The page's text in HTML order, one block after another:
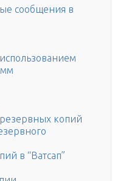
сообщения в
копий
в “Ватсап”